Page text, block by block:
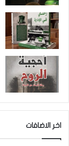
اخر الاضافات